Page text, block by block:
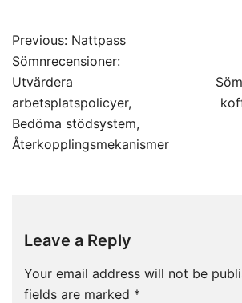
Post
navigation
Previous: Nattpass
Sömnrecensioner:
Utvärdera
arbetsplatspolicyer,
Bedöma stödsystem,
Återkopplingsmekanismer
Leave a Reply
Your email address will not be
fields are marked *